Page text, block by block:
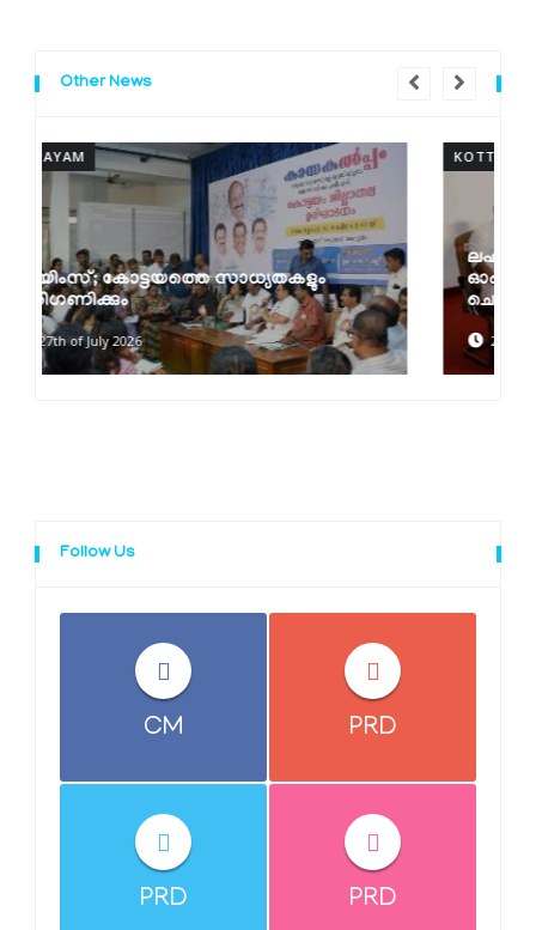
Other News
KOTTAYAM
ലഹരി മാഫിയയുടെ വേരറുക്കുന്നതുവരെ
ഓപ്പറേഷൻ തൂഫാൻ തുടരും: മന്ത്രി രമേശ്
ചെന്നിത്തല
22nd of July 2026
Follow Us
CM PRD
PRD PRD